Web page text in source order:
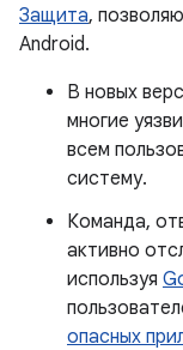
Защита,
Android.
В новых
многие
всем
систему.
Команда,
активно
используя
опасных